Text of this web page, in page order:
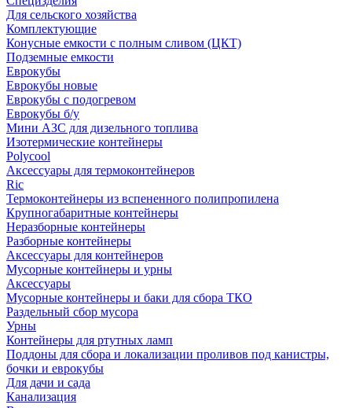
Для сельского хозяйства
Комплектующие
Конусные емкости с полным сливом (ЦКТ)
Подземные емкости
Еврокубы
Еврокубы новые
Еврокубы с подогревом
Еврокубы б/у
Мини АЗС для дизельного топлива
Изотермические контейнеры
Polycool
Аксессуары для термоконтейнеров
Ric
Термоконтейнеры из вспененного полипропилена
Крупногабаритные контейнеры
Неразборные контейнеры
Разборные контейнеры
Аксессуары для контейнеров
Мусорные контейнеры и урны
Аксессуары
Мусорные контейнеры и баки для сбора ТКО
Раздельный сбор мусора
Урны
Контейнеры для ртутных ламп
Поддоны для сбора и локализации проливов под канистры,
бочки и еврокубы
Для дачи и сада
Канализация